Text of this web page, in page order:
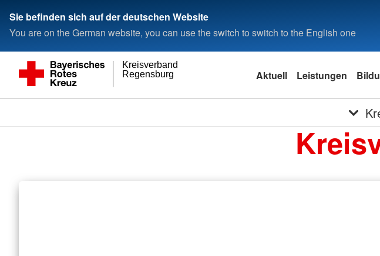
Sie befinden sich auf der deutschen Website
You are on the German website, you can use the switch to switch to the English one
Regensburg
Kreisverband
Aktuell Leistungen